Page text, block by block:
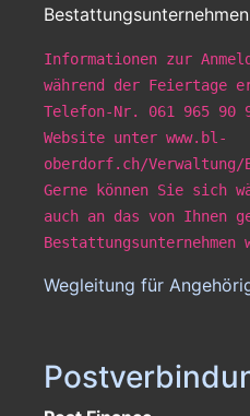
Informationen zur
während der Feiertage
Telefon-Nr. 061 965 90
Website unter www.bl-
oberdorf.ch/Verwaltung/
Gerne können Sie sich
auch an das von Ihnen
Bestattungsunternehmen
Wegleitung für